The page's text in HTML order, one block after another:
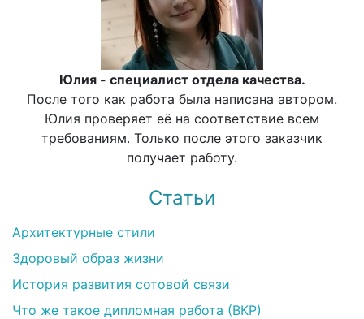
Юлия - специалист отдела качества.
После того как работа была написана автором.
Юлия проверяет её на соответствие всем
требованиям. Только после этого заказчик
получает работу.
Статьи
Архитектурные стили
Здоровый образ жизни
История развития сотовой связи
Что же такое дипломная работа (ВКР)